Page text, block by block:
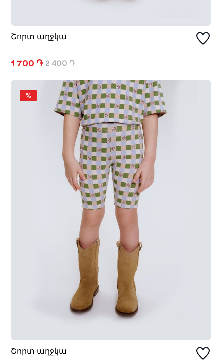
Շորտ աղջկա
1 700 ֏ 2 400 ֏
%
Շորտ աղջկա